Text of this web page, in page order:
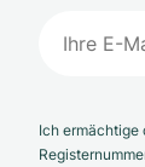
Ich ermächtige